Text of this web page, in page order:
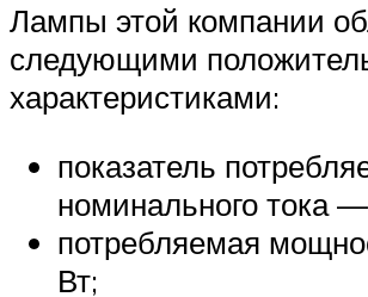
Лампы этой компании
следующими
характеристиками:
показатель
номинального тока
потребляемая
Вт;